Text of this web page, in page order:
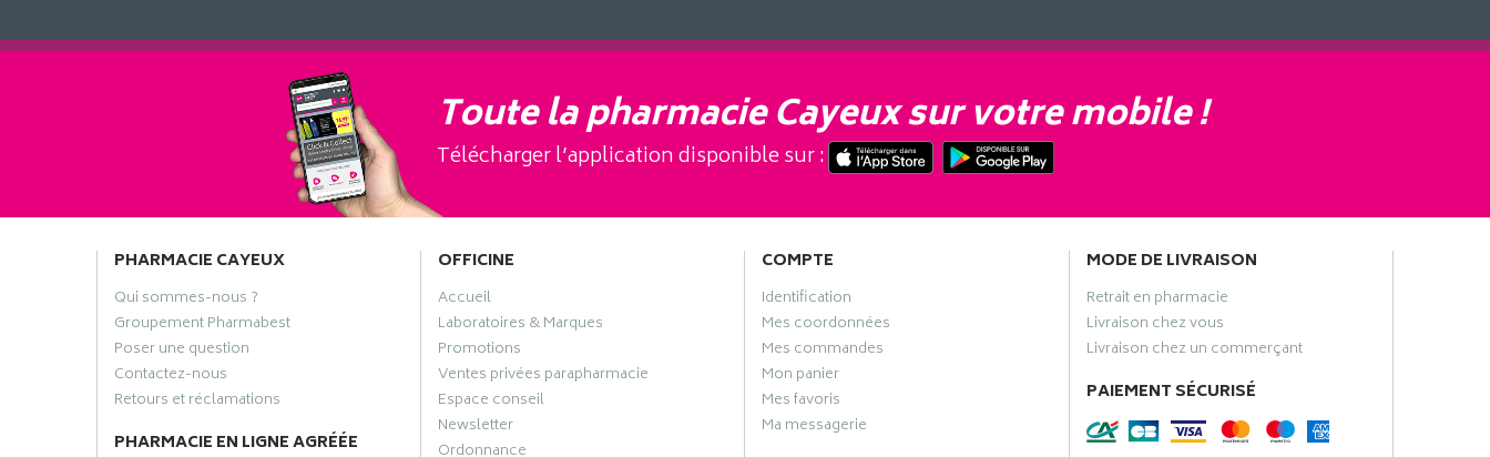
Toute la pharmacie Cayeux sur votre mobile !
Télécharger l’application disponible sur :
PHARMACIE CAYEUX
Qui sommes-nous ?
Groupement Pharmabest
Poser une question
Contactez-nous
Retours et réclamations
PHARMACIE EN LIGNE AGRÉÉE
OFFICINE
Accueil
Laboratoires & Marques
Promotions
Ventes privées parapharmacie
Espace conseil
Newsletter
Ordonnance
COMPTE
Identification
Mes coordonnées
Mes commandes
Mon panier
Mes favoris
Ma messagerie
MODE DE LIVRAISON
Retrait en pharmacie
Livraison chez vous
Livraison chez un commerçant
PAIEMENT SÉCURISÉ